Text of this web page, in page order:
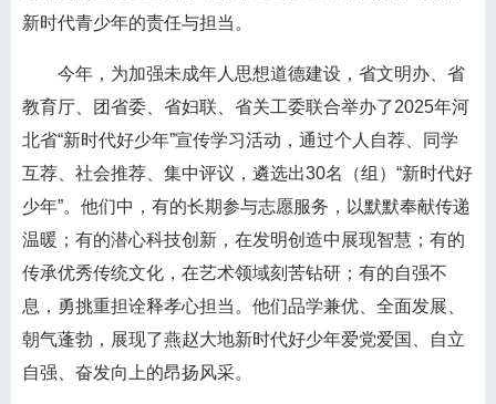
新时代青少年的责任与担当。
今年，为加强未成年人思想道德建设，省文明办、省
教育厅、团省委、省妇联、省关工委联合举办了2025年河
北省“新时代好少年”宣传学习活动，通过个人自荐、同学
互荐、社会推荐、集中评议，遴选出30名（组）“新时代好
少年”。他们中，有的长期参与志愿服务，以默默奉献传递
温暖；有的潜心科技创新，在发明创造中展现智慧；有的
传承优秀传统文化，在艺术领域刻苦钻研；有的自强不
息，勇挑重担诠释孝心担当。他们品学兼优、全面发展、
朝气蓬勃，展现了燕赵大地新时代好少年爱党爱国、自立
自强、奋发向上的昂扬风采。